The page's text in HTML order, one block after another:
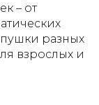
– от
разных
взрослых и